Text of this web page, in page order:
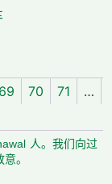
69 70 71
…
人。我们向过
。